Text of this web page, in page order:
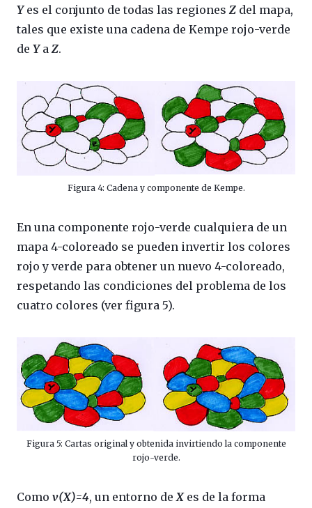
Yes el conjunto de todas las regiones Z del mapa,
tales que existe una cadena de Kempe rojo-verde
de Ya Z.
Figura 4: Cadena y componente de Kempe.
En una componente rojo-verde cualquiera de un
mapa 4-coloreado se pueden invertir los colores
rojo y verde para obtener un nuevo 4-coloreado,
respetando las condiciones del problema de los
cuatro colores (ver figura 5).
Figura 5: Cartas original y obtenida invirtiendo la componente
rojo-verde.
Como v(X)=4, un entorno de Xes de la forma